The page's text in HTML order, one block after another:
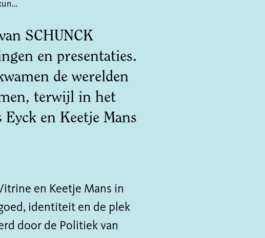
Terugblik: een zomer vol kunst en verhalen in SCHUNCK
SCHUNCK
en presentaties.
de werelden
terwijl in het
en Keetje Mans
en Keetje Mans in
identiteit en de plek
door de Politiek van